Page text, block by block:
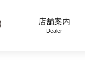
店舗案内
- Dealer -